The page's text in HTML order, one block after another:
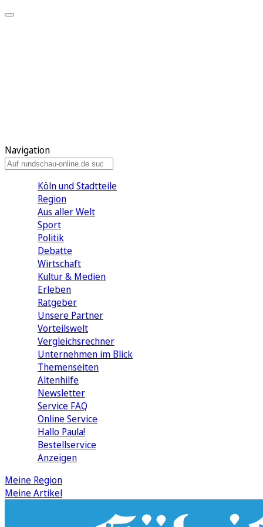
Navigation
Köln und Stadtteile
Region
Aus aller Welt
Sport
Politik
Debatte
Wirtschaft
Kultur & Medien
Erleben
Ratgeber
Unsere Partner
Vorteilswelt
Vergleichsrechner
Unternehmen im Blick
Themenseiten
Altenhilfe
Newsletter
Service FAQ
Online Service
Hallo Paula!
Bestellservice
Anzeigen
Meine Region
Meine Artikel